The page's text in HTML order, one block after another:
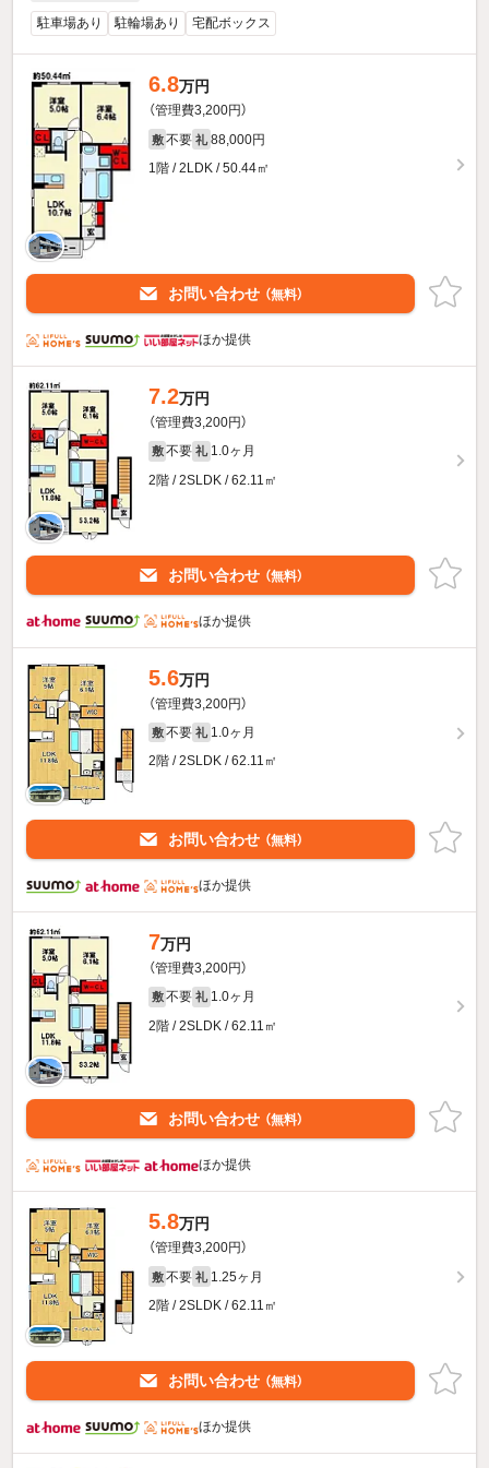
駐車場あり 駐輪場あり 宅配ボックス
6.8万円
（管理費3,200円）
敷 不要 礼 88,000円
1階 / 2LDK / 50.44㎡
お問い合わせ （無料）
ほか提供
7.2万円
（管理費3,200円）
敷 不要 礼 1.0ヶ月
2階 / 2SLDK / 62.11㎡
お問い合わせ （無料）
ほか提供
5.6万円
（管理費3,200円）
敷 不要 礼 1.0ヶ月
2階 / 2SLDK / 62.11㎡
お問い合わせ （無料）
ほか提供
7万円
（管理費3,200円）
敷 不要 礼 1.0ヶ月
2階 / 2SLDK / 62.11㎡
お問い合わせ （無料）
ほか提供
5.8万円
（管理費3,200円）
敷 不要 礼 1.25ヶ月
2階 / 2SLDK / 62.11㎡
お問い合わせ （無料）
ほか提供